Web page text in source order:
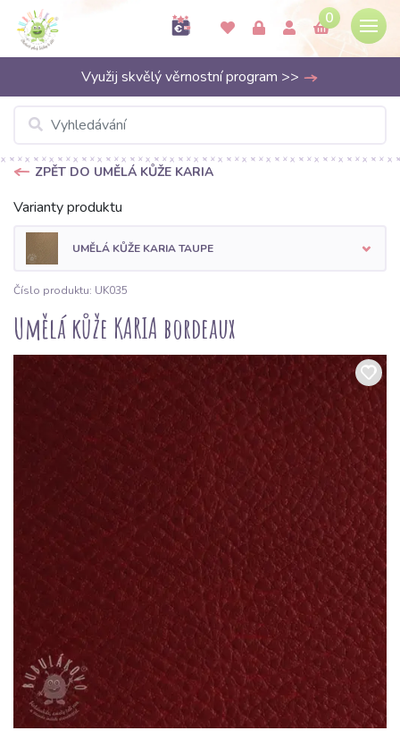
0
Využij skvělý věrnostní program >>
ZPĚT DO UMĚLÁ KŮŽE KARIA
Varianty produktu
UMĚLÁ KŮŽE KARIA TAUPE
Číslo produktu: UK035
Umělá kůže KARIA bordeaux